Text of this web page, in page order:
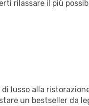
rilassare il più
lusso alla
un bestseller da